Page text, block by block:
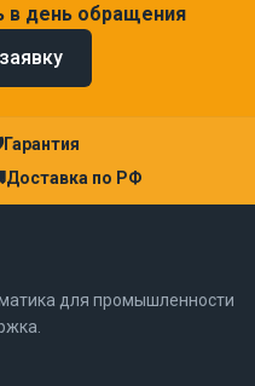
в день обращения
Гарантия
Доставка по РФ
для промышленности